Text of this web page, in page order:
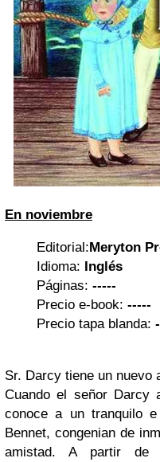
En noviembre
Editorial:Meryton
Idioma: Inglés
Páginas: -----
Precio e-book: -----
Precio tapa blanda:
Sr. Darcy tiene un nuevo
Cuando el señor Darcy
conoce a un tranquilo e
Bennet, congenian de
amistad. A partir